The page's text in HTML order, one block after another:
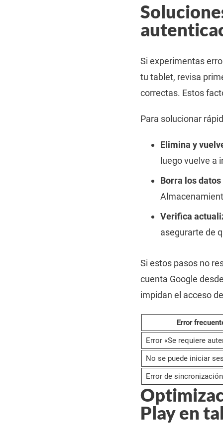
Si experimentas
tu tablet, revisa
correctas. Estos
Para solucionar
Elimina y
luego vuelve a
Borra los
Verifica
asegurarte de
Si estos pasos no
cuenta Google
impidan el acceso
Error
Error «Se requiere
No se puede iniciar
Error de sincronización
Play en